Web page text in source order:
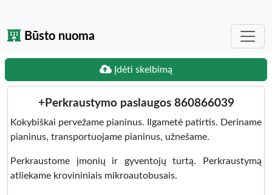
Būsto nuoma
Įdėti skelbimą
+Perkraustymo paslaugos 860866039
Kokybiškai pervežame pianinus. Ilgametė patirtis. Deriname
pianinus, transportuojame pianinus, užnešame.
Perkraustome įmonių ir gyventojų turtą. Perkraustymą
atliekame krovininiais mikroautobusais.